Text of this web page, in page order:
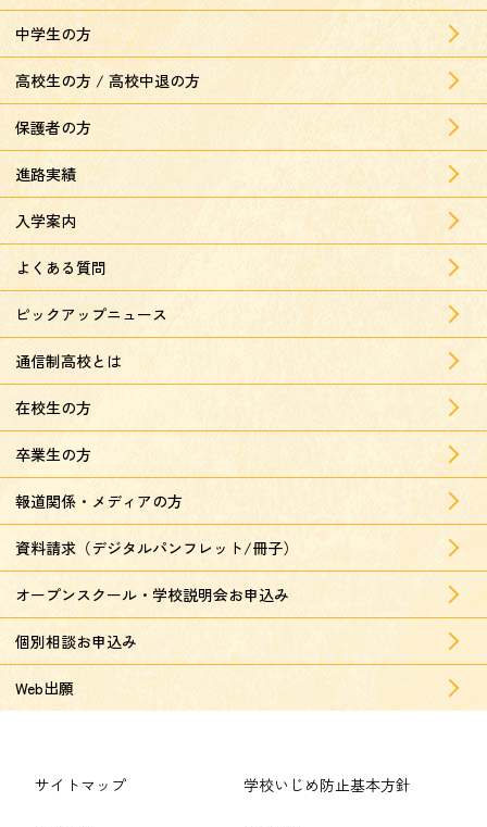
中学生の方
高校生の方 / 高校中退の方
保護者の方
進路実績
入学案内
よくある質問
ピックアップニュース
通信制高校とは
在校生の方
卒業生の方
報道関係・メディアの方
資料請求（デジタルパンフレット/冊子）
オープンスクール・学校説明会お申込み
個別相談お申込み
Web出願
サイトマップ 学校いじめ防止基本方針